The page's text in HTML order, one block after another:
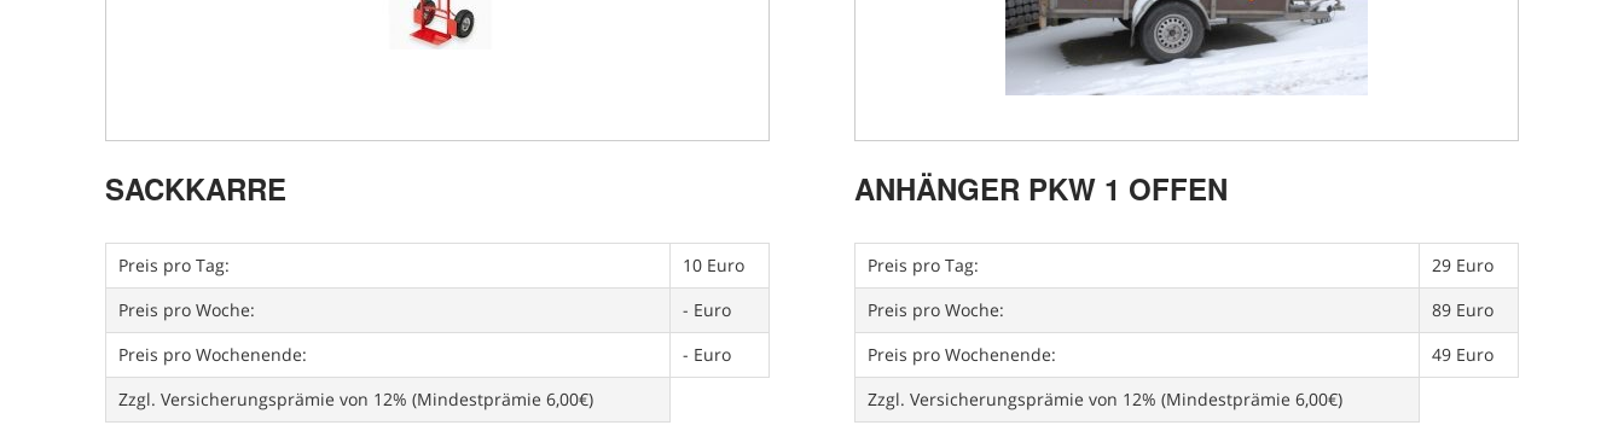
SACKKARRE
Preis pro Tag:
10 Euro
Preis pro Woche:
- Euro
Preis pro Wochenende:
- Euro
Zzgl. Versicherungsprämie von 12% (Mindestprämie 6,00€)
ANHÄNGER PKW 1 OFFEN
Preis pro Tag:
29 Euro
Preis pro Woche:
89 Euro
Preis pro Wochenende:
49 Euro
Zzgl. Versicherungsprämie von 12% (Mindestprämie 6,00€)